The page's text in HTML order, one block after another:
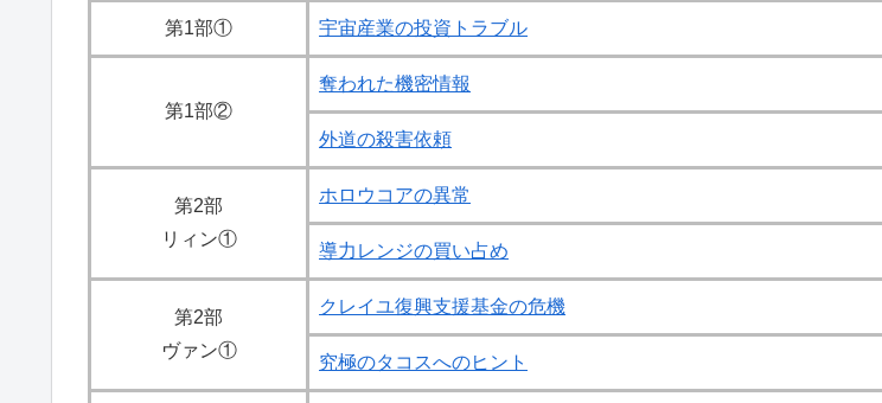
第1部① 宇宙産業の投資トラブル
第1部②
奪われた機密情報
外道の殺害依頼
第2部
リィン①
ホロウコアの異常
導力レンジの買い占め
第2部
ヴァン①
クレイユ復興支援基金の危機
究極のタコスへのヒント